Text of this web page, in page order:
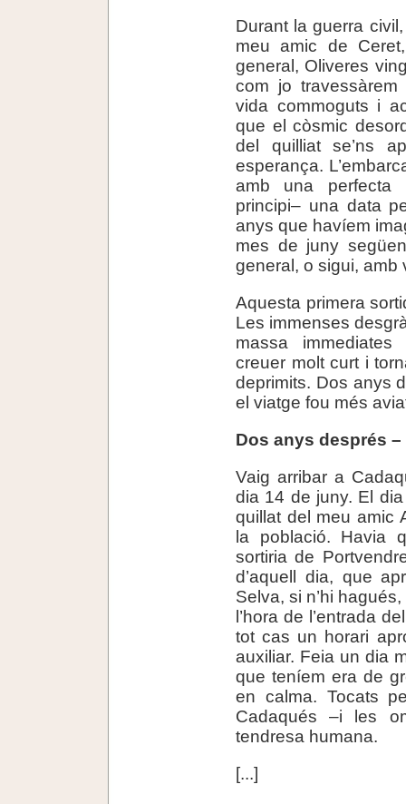
Durant la guerra
meu amic de
general, Oliveres
com jo
vida commoguts i
que el còsmic
del quilliat se’ns
esperança.
amb una perfecta
principi– una data
anys que havíem
mes de juny
general, o sigui, amb
Aquesta primera
Les immenses
massa
creuer molt curt i
deprimits. Dos anys
el viatge fou més
Dos anys després
Vaig arribar a
dia 14 de juny. El
quillat del meu amic
la població. Havia
sortiria de
d’aquell dia, que
Selva, si n’hi
l’hora de l’entrada
tot cas un horari
auxiliar. Feia un dia
que teníem era de
en calma. Tocats
Cadaqués –i les
tendresa humana.
[...]